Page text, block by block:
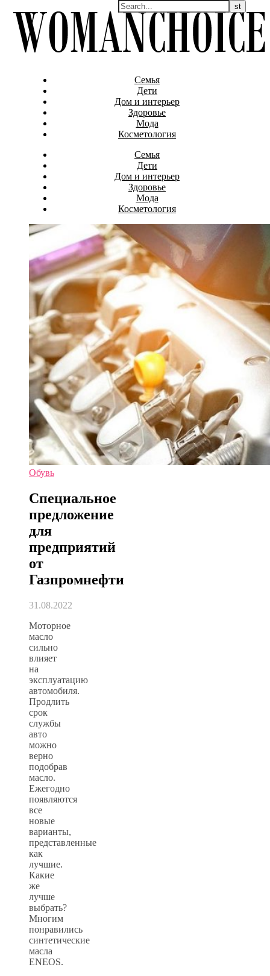
Семья
Дети
Дом и интерьер
Здоровье
Мода
Косметология
Семья
Дети
Дом и интерьер
Здоровье
Мода
Косметология
Обувь
Специальное
предложение
для
предприятий
от
Газпромнефти
31.08.2022
Моторное
масло
сильно
влияет
на
эксплуатацию
автомобиля.
Продлить
срок
службы
авто
можно
верно
подобрав
масло.
Ежегодно
появляются
все
новые
варианты,
представленные
как
лучшие.
Какие
же
лучше
выбрать?
Многим
понравились
синтетические
масла
ENEOS.